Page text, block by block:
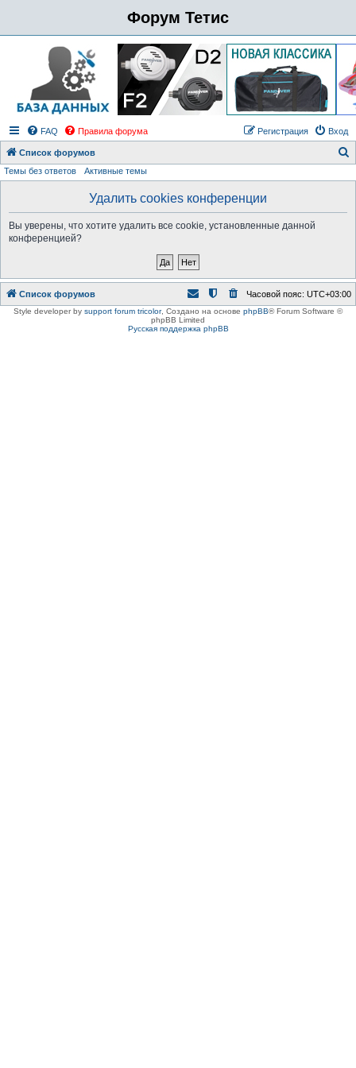
Форум Тетис
FAQ Правила форума Вход
Регистрация
Список форумов
Темы без ответов Активные темы
Удалить cookies конференции
Вы уверены, что хотите удалить все cookie, установленные данной
конференцией?
Список форумов Часовой пояс: UTC+03:00
Style developer by support forum tricolor, Создано на основе phpBB® Forum Software ©
phpBB Limited
Русская поддержка phpBB